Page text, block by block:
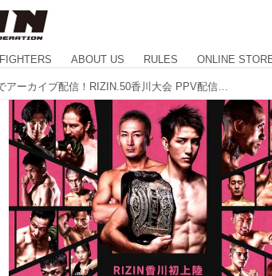
FIGHTERS ABOUT US RULES ONLINE